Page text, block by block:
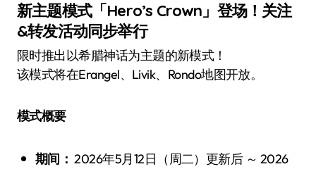
新主题模式「Hero’s Crown」登场！关注
&转发活动同步举行
限时推出以希腊神话为主题的新模式！
该模式将在Erangel、Livik、Rondo地图开放。
模式概要
期间： 2026年5月12日（周二）更新后 ～ 2026